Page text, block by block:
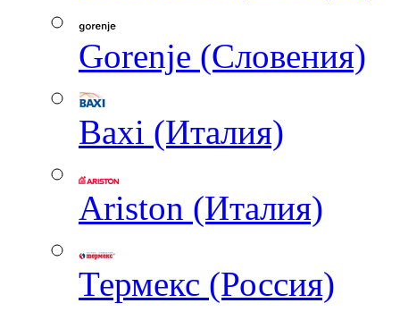
Gorenje (Словения)
Baxi (Италия)
Ariston (Италия)
Термекс (Россия)